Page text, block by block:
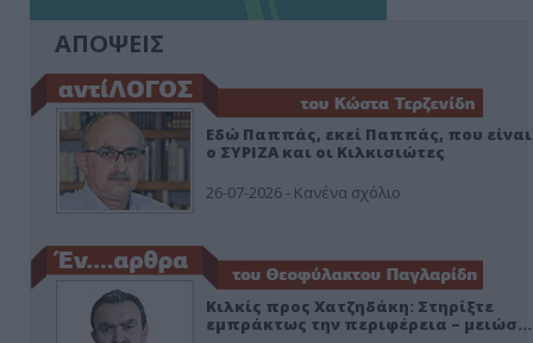
ΑΠΟΨΕΙΣ
Εδώ Παππάς, εκεί Παππάς, που είναι
ο ΣΥΡΙΖΑ και οι Κιλκισιώτες
26-07-2026 - Κανένα σχόλιο
Κιλκίς προς Χατζηδάκη: Στηρίξτε
εμπράκτως την περιφέρεια – μειώσ…